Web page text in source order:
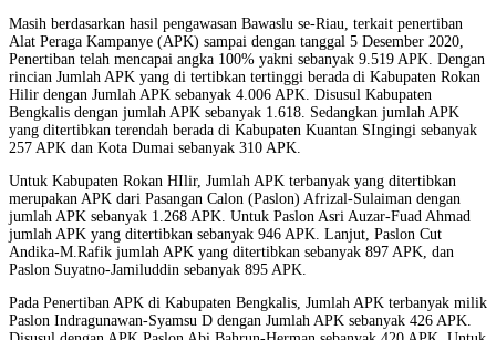
Masih berdasarkan hasil pengawasan Bawaslu se-Riau, terkait penertiban
Alat Peraga Kampanye (APK) sampai dengan tanggal 5 Desember 2020,
Penertiban telah mencapai angka 100% yakni sebanyak 9.519 APK. Dengan
rincian Jumlah APK yang di tertibkan tertinggi berada di Kabupaten Rokan
Hilir dengan Jumlah APK sebanyak 4.006 APK. Disusul Kabupaten
Bengkalis dengan jumlah APK sebanyak 1.618. Sedangkan jumlah APK
yang ditertibkan terendah berada di Kabupaten Kuantan SIngingi sebanyak
257 APK dan Kota Dumai sebanyak 310 APK.
Untuk Kabupaten Rokan HIlir, Jumlah APK terbanyak yang ditertibkan
merupakan APK dari Pasangan Calon (Paslon) Afrizal-Sulaiman dengan
jumlah APK sebanyak 1.268 APK. Untuk Paslon Asri Auzar-Fuad Ahmad
jumlah APK yang ditertibkan sebanyak 946 APK. Lanjut, Paslon Cut
Andika-M.Rafik jumlah APK yang ditertibkan sebanyak 897 APK, dan
Paslon Suyatno-Jamiluddin sebanyak 895 APK.
Pada Penertiban APK di Kabupaten Bengkalis, Jumlah APK terbanyak milik
Paslon Indragunawan-Syamsu D dengan Jumlah APK sebanyak 426 APK.